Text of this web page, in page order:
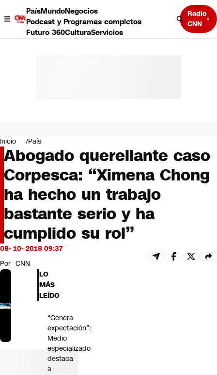
PaísMundoNegocios
Podcast y Programas completos
Futuro 360CulturaServicios
Radio
CNN
Negocios
Deportes
Programas completos
Cultura
Servicios
Bits
CNN tiempo
Opinión
Inicio País
Abogado querellante caso
Corpesca: “Ximena Chong
ha hecho un trabajo
bastante serio y ha
cumplido su rol”
08- 10- 2018 09:37
Por CNN
LO
MÁS
LEÍDO
“Genera
expectación”:
Medio
especializado
destaca
a